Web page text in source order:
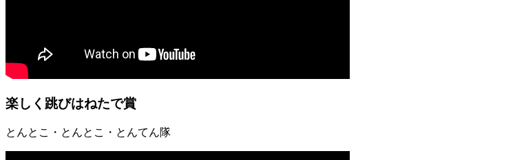
楽しく跳びはねたで賞
とんとこ・とんとこ・とんてん隊